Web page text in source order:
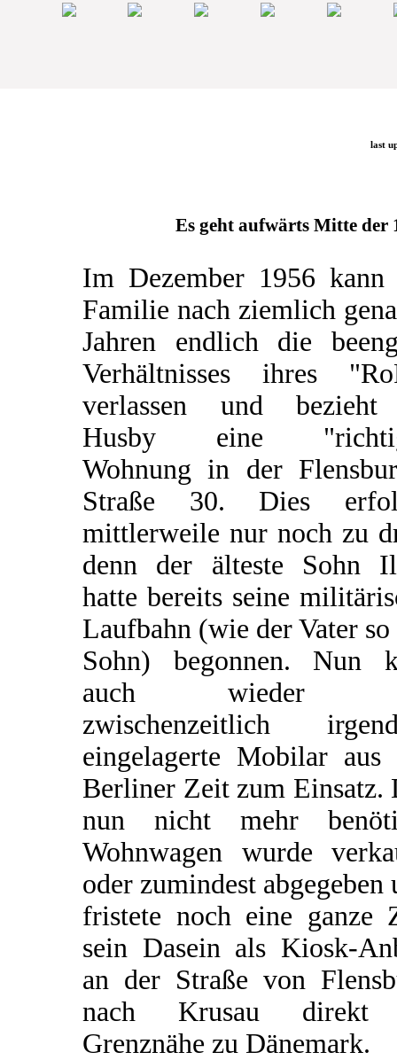
last
Es geht aufwärts Mitte der
Im Dezember 1956 kann
Familie nach ziemlich
Jahren endlich die
Verhältnisses ihres
verlassen und
Husby eine
Wohnung in der
Straße 30. Dies
mittlerweile nur noch zu
denn der älteste Sohn
hatte bereits seine
Laufbahn (wie der Vater so
Sohn) begonnen. Nun
auch wieder
zwischenzeitlich
eingelagerte Mobilar aus
Berliner Zeit zum Einsatz.
nun nicht mehr
Wohnwagen wurde
oder zumindest abgegeben
fristete noch eine ganze
sein Dasein als Kiosk-
an der Straße von
nach Krusau
Grenznähe zu Dänemark.